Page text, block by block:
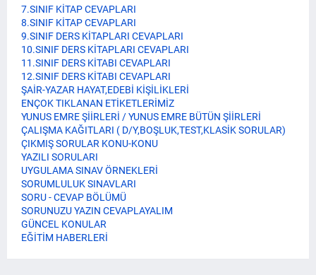
7.SINIF KİTAP CEVAPLARI
8.SINIF KİTAP CEVAPLARI
9.SINIF DERS KİTAPLARI CEVAPLARI
10.SINIF DERS KİTAPLARI CEVAPLARI
11.SINIF DERS KİTABI CEVAPLARI
12.SINIF DERS KİTABI CEVAPLARI
ŞAİR-YAZAR HAYAT,EDEBİ KİŞİLİKLERİ
ENÇOK TIKLANAN ETİKETLERİMİZ
YUNUS EMRE ŞİİRLERİ / YUNUS EMRE BÜTÜN ŞİİRLERİ
ÇALIŞMA KAĞITLARI ( D/Y,BOŞLUK,TEST,KLASİK SORULAR)
ÇIKMIŞ SORULAR KONU-KONU
YAZILI SORULARI
UYGULAMA SINAV ÖRNEKLERİ
SORUMLULUK SINAVLARI
SORU - CEVAP BÖLÜMÜ
SORUNUZU YAZIN CEVAPLAYALIM
GÜNCEL KONULAR
EĞİTİM HABERLERİ